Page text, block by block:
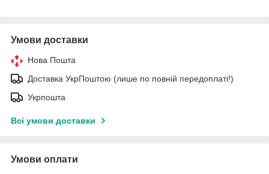
Умови доставки
Нова Пошта
Доставка УкрПоштою (лише по повній передоплаті!)
Укрпошта
Всі умови доставки
Умови оплати